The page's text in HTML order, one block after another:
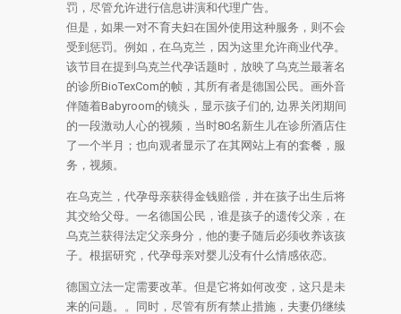
罚，尽管允许进行信息讲演和代理广告。
但是，如果一对不育夫妇在国外使用这种服务，则不会
受到惩罚。例如，在乌克兰，因为这里允许商业代孕。
该节目在提到乌克兰代孕话题时，放映了乌克兰最著名
的诊所BioTexCom的帧，其所有者是德国公民。画外音
伴随着Babyroom的镜头，显示孩子们的, 边界关闭期间
的一段激动人心的视频，当时80名新生儿在诊所酒店住
了一个半月；也向观者显示了在其网站上有的套餐，服
务，视频。
在乌克兰，代孕母亲获得金钱赔偿，并在孩子出生后将
其交给父母。一名德国公民，谁是孩子的遗传父亲，在
乌克兰获得法定父亲身分，他的妻子随后必须收养该孩
子。根据研究，代孕母亲对婴儿没有什么情感依恋。
德国立法一定需要改革。但是它将如何改变，这只是未
来的问题。。同时，尽管有所有禁止措施，夫妻仍继续